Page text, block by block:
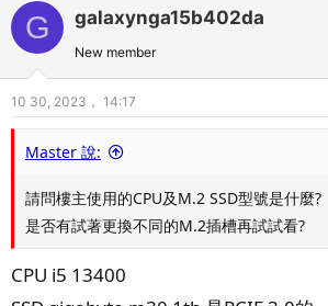
o
e
o
G galaxynga15b402da
New member
10 30, 2023， 14:17
Master 說:
請問樓主使用的CPU及M.2 SSD型號是什麼?
是否有試著更換不同的M.2插槽再試試看?
CPU i5 13400